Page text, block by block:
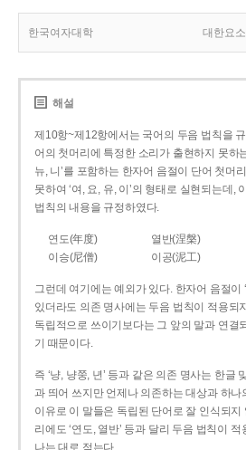
한국여자대학 대한요
해설
제10항~제12항에서는 국어의 두음 법칙을
어의 첫머리에 특정한 소리가 출현하지 못하
뉴, 니’를 포함하는 한자어 음절이 단어 첫머
못하여 ‘여, 요, 유, 이’의 형태로 실현되는데,
법칙의 내용을 규정하였다.
연도(年度) 열반(涅槃)
이승(尼僧)
이공(泥工)
그런데 여기에는 예외가 있다. 한자어 음절이
있더라도 의존 명사에는 두음 법칙이 적용되
독립적으로 쓰이기보다는 그 앞의 말과 연결
기 때문이다.
즉 ‘냥, 냥쭝, 년’ 등과 같은 의존 명사는 한글
과 띄어 쓰지만 언제나 의존하는 대상과 하
이유로 이 말들은 독립된 단어로 잘 인식되지
리에도 ‘연도, 열반’ 등과 달리 두음 법칙이
나는 대로 적는다.